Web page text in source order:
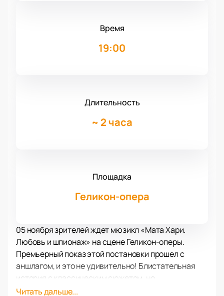
Время
19:00
Длительность
~ 2 часа
Площадка
Геликон-опера
05 ноября зрителей ждет мюзикл «Мата Хари.
Любовь и шпионаж» на сцене Геликон-оперы.
Премьерный показ этой постановки прошел с
аншлагом, и это не удивительно! Блистательная
история с классическим сюжетом, но
рассказанным постановщиком и артистами театра
Читать дальше...